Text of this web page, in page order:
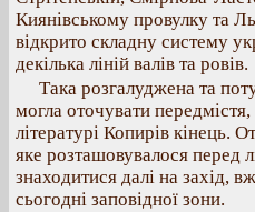
Киянівському провулку та
відкрито складну систему
декілька ліній валів та ровів.
Така розгалуджена та
могла оточувати
літературі Копирів кінець.
яке розташовувалося перед
знаходитися далі на захід,
сьогодні заповідної зони.